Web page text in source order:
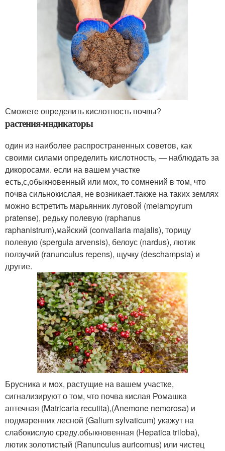
Сможете определить кислотность почвы?
растения-индикаторы
один из наиболее распространенных советов, как
своими силами определить кислотность, — наблюдать за
дикоросами. если на вашем участке
есть,с,обыкновенный или мох, то сомнений в том, что
почва сильнокислая, не возникает.также на таких землях
можно встретить марьянник луговой (melampyrum
pratense), редьку полевую (raphanus
raphanistrum),майский (convallaria majalis), торицу
полевую (spergula arvensis), белоус (nardus), лютик
ползучий (ranunculus repens), щучку (deschampsia) и
другие.
Брусника и мох, растущие на вашем участке,
сигнализируют о том, что почва кислая Ромашка
аптечная (Matricaria recutita),(Anemone nemorosa) и
подмаренник лесной (Galium sylvaticum) укажут на
слабокислую среду.обыкновенная (Hepatica triloba),
лютик золотистый (Ranunculus auricomus) или чистец